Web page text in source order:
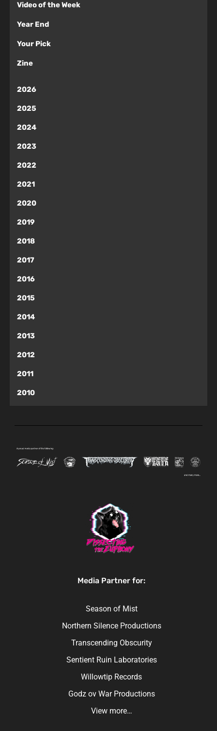
Video of the Week
Year End
Your Pick
Zine
2026
2025
2024
2023
2022
2021
2020
2019
2018
2017
2016
2015
2014
2013
2012
2011
2010
Media Partner for:
Season of Mist
Northern Silence Productions
Transcending Obscurity
Sentient Ruin Laboratories
Willowtip Records
Godz ov War Productions
View more…